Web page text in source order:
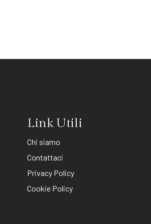
Link Utili
Chi siamo
Contattaci
Privacy Policy
Cookie Policy